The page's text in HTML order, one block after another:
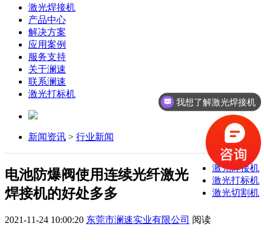
激光焊接机
产品中心
解决方案
应用案例
服务支持
关于澜速
联系澜速
激光打标机
新闻资讯 > 行业新闻
激光焊接机
激光打标机
激光切割机
电池防爆阀使用连续光纤激光
焊接机的好处多多
2021-11-24 10:00:20 东莞市澜速实业有限公司 阅读
我想了解激光焊接机